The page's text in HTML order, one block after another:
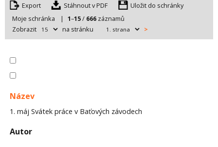
Export
Uložit do schránky
Moje schránka
| 1–15/ 666 záznamů
Zobrazit
na stránku >
Název
1. máj Svátek práce v Baťových závodech
Autor